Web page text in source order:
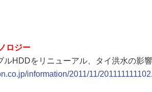
ロジー
ルHDDをリニューアル、タイ洪水の影
information/2011/11/